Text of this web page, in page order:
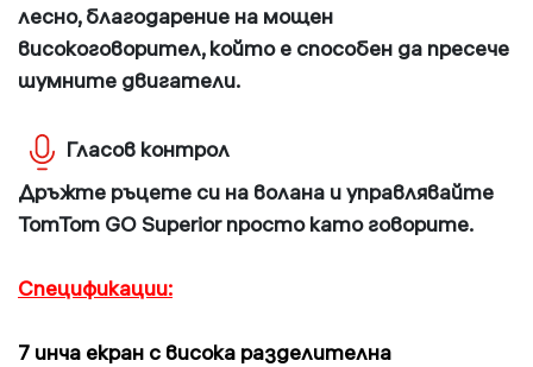
лесно, благодарение на мощен
високоговорител, който е способен да пресече
шумните двигатели.
Гласов контрол
Дръжте ръцете си на волана и управлявайте
TomTom GO Superior просто като говорите.
Спецификации:
7 инча екран с висока разделителна